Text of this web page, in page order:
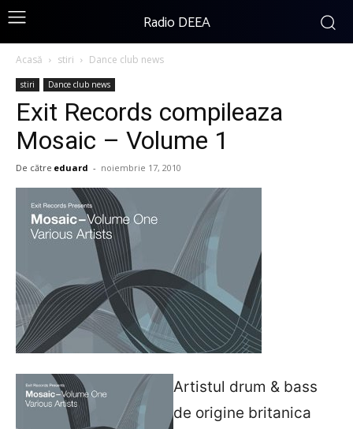
Radio DEEA
Acasă stiri Dance club news
stiri Dance club news
Exit Records compileaza
Mosaic – Volume 1
De către eduard - noiembrie 17, 2010
Artistul drum & bass
de origine britanica